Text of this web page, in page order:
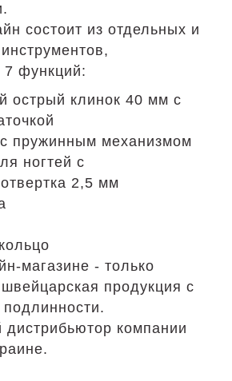
состоит из отдельных и
функций:
острый клинок 40 мм с
пружинным механизмом
ногтей с
2,5 мм
магазине - только
продукция с
компании